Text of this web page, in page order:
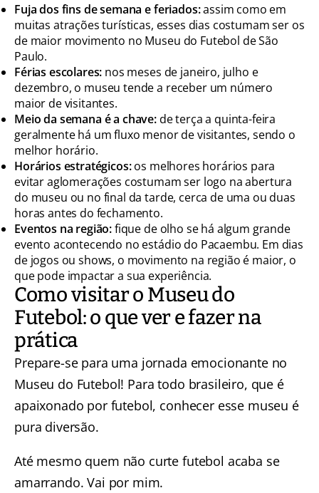
Fuja dos fins de semana e feriados:assim como em
muitas atrações turísticas, esses dias costumam ser os
de maior movimento no Museu do Futebol de São
Paulo.
Férias escolares: nos meses de janeiro, julho e
dezembro, o museu tende a receber um número
maior de visitantes.
Meio da semana é a chave:de terça a quinta-feira
geralmente há um fluxo menor de visitantes, sendo o
melhor horário.
Horários estratégicos:os melhores horários para
evitar aglomerações costumam ser logo na abertura
do museu ou no final da tarde, cerca de uma ou duas
horas antes do fechamento.
Eventos na região:fique de olho se há algum grande
evento acontecendo no estádio do Pacaembu. Em dias
de jogos ou shows, o movimento na região é maior, o
que pode impactar a sua experiência.
Como visitar o Museu do
Futebol: o que ver e fazer na
prática
Prepare-se para uma jornada emocionante no
Museu do Futebol! Para todo brasileiro, que é
apaixonado por futebol, conhecer esse museu é
pura diversão.
Até mesmo quem não curte futebol acaba se
amarrando. Vai por mim.